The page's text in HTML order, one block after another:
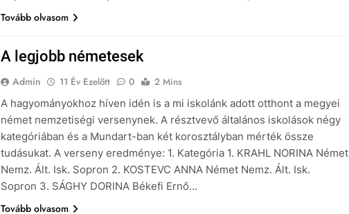
Tovább olvasom
A legjobb németesek
Admin 11 Év Ezelőtt 0
2 Mins
A hagyományokhoz híven idén is a mi iskolánk adott otthont a megyei
német nemzetiségi versenynek. A résztvevő általános iskolások négy
kategóriában és a Mundart-ban két korosztályban mérték össze
tudásukat. A verseny eredménye: 1. Kategória 1. KRAHL NORINA Német
Nemz. Ált. Isk. Sopron 2. KOSTEVC ANNA Német Nemz. Ált. Isk.
Sopron 3. SÁGHY DORINA Békefi Ernő…
Tovább olvasom